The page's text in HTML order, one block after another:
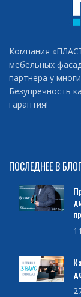
Компания
мебельных
партнера у
Безупречность
гарантия!
ПОСЛЕДНЕЕ В